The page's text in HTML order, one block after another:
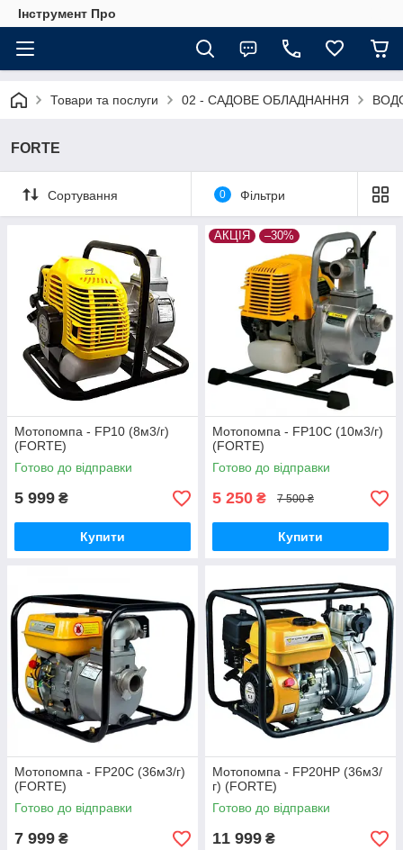
Інструмент Про
Товари та послуги 02 - САДОВЕ ОБЛАДНАННЯ
FORTE
Сортування 0 Фільтри
Мотопомпа - FP10 (8м3/г)
(FORTE)
Готово до відправки
5 999 ₴
Купити
АКЦІЯ –30%
Мотопомпа - FP10С (10м3/г)
(FORTE)
Готово до відправки
5 250 ₴ 7 500 ₴
Купити
Мотопомпа - FP20C (36м3/г)
(FORTE)
Готово до відправки
7 999 ₴
Мотопомпа - FP20HP (36м3/
г) (FORTE)
Готово до відправки
11 999 ₴